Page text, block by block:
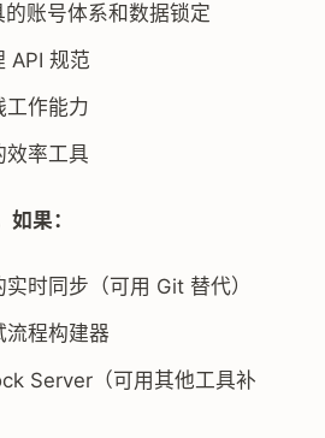
账号体系和数据锁定
API 规范
工作能力
效率工具
果：
时同步（可用 Git 替代）
流程构建器
Server（可用其他工具补